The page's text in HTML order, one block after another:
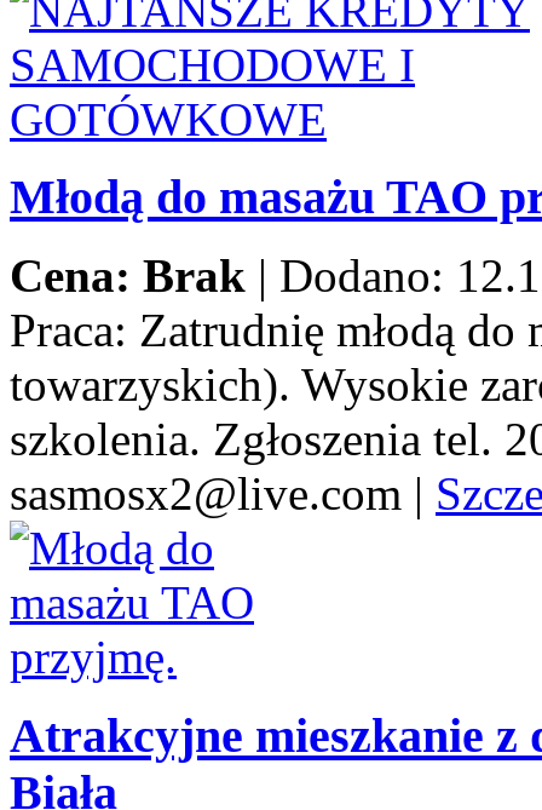
Młodą do masażu TAO
Cena: Brak | Dodano:
Praca: Zatrudnię młodą do
towarzyskich). Wysokie
szkolenia. Zgłoszenia tel.
sasmosx2@live.com |
Atrakcyjne mieszkanie z
Biała